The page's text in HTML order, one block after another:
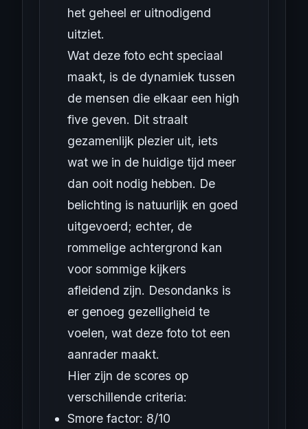
het geheel er uitnodigend
uitziet.
Wat deze foto echt speciaal
maakt, is de dynamiek tussen
de mensen die elkaar een high
five geven. Dit straalt
gezamenlijk plezier uit, iets
wat we in de huidige tijd meer
dan ooit nodig hebben. De
belichting is natuurlijk en goed
uitgevoerd; echter, de
rommelige achtergrond kan
voor sommige kijkers
afleidend zijn. Desondanks is
er genoeg gezelligheid te
voelen, wat deze foto tot een
aanrader maakt.
Hier zijn de scores op
verschillende criteria:
Smore factor: 8/10